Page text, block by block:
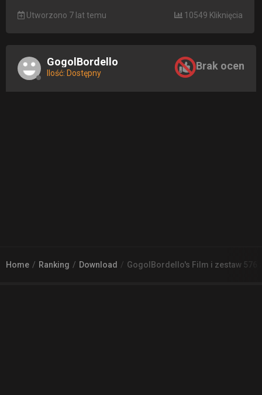
Utworzono 7 lat temu 10549 Kliknięcia
GogolBordello
Ilość: Dostępny
Brak ocen
Home Ranking Download GogolBordello's Film i zestaw 576